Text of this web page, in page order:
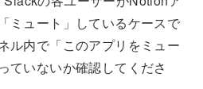
ミュート」しているケースで
ル内で「このアプリをミュー
ていないか確認してくださ